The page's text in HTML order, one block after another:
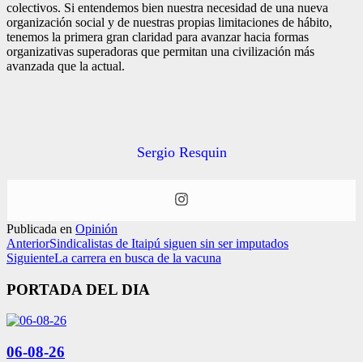
colectivos. Si entendemos bien nuestra necesidad de una nueva
organización social y de nuestras propias limitaciones de hábito,
tenemos la primera gran claridad para avanzar hacia formas
organizativas superadoras que permitan una civilización más
avanzada que la actual.
Sergio Resquin
Publicada en Opinión
AnteriorSindicalistas de Itaipú siguen sin ser imputados
SiguienteLa carrera en busca de la vacuna
PORTADA DEL DIA
06-08-26